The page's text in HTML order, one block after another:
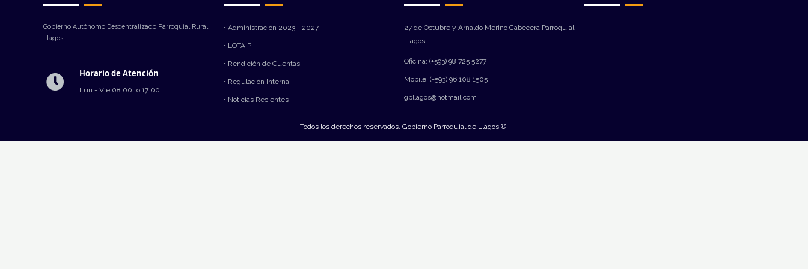
Gobierno Autónomo Descentralizado Parroquial Rural
Llagos.
Horario de Atención
Lun - Vie 08:00 to 17:00
• Administración 2023 - 2027
• LOTAIP
• Rendición de Cuentas
• Regulación Interna
• Noticias Recientes
27 de Octubre y Arnaldo Merino Cabecera Parroquial
Llagos.
Oficina: (+593) 98 725 5277
Mobile: (+593) 96 108 1505
gpllagos@hotmail.com
Todos los derechos reservados. Gobierno Parroquial de Llagos ©.